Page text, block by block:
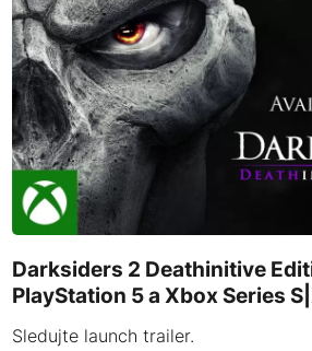
Darksiders 2 Deathinitive
PlayStation 5 a Xbox Series
Sledujte launch trailer.